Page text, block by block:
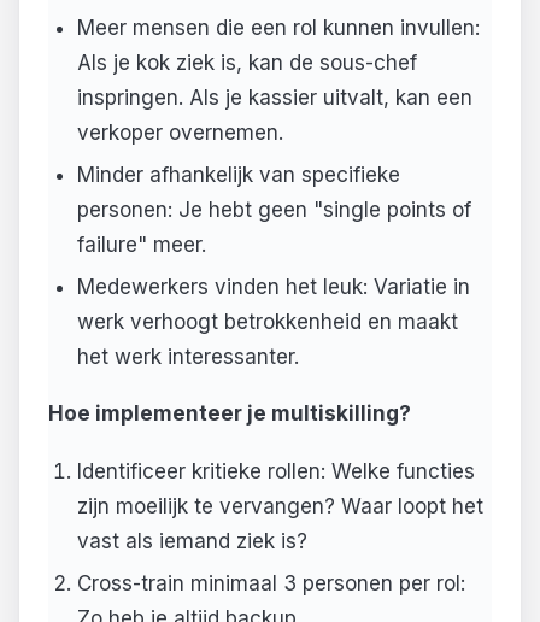
Meer mensen die een rol kunnen invullen:
Als je kok ziek is, kan de sous-chef
inspringen. Als je kassier uitvalt, kan een
verkoper overnemen.
Minder afhankelijk van specifieke
personen: Je hebt geen "single points of
failure" meer.
Medewerkers vinden het leuk: Variatie in
werk verhoogt betrokkenheid en maakt
het werk interessanter.
Hoe implementeer je multiskilling?
Identificeer kritieke rollen: Welke functies
zijn moeilijk te vervangen? Waar loopt het
vast als iemand ziek is?
Cross-train minimaal 3 personen per rol: